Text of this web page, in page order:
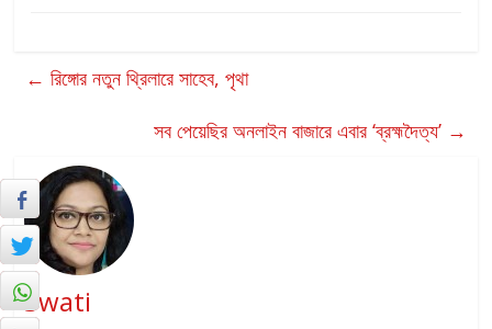
← রিঙ্গোর নতুন থ্রিলারে সাহেব, পৃথা
সব পেয়েছির অনলাইন বাজারে এবার ‘ব্রহ্মদৈত্য’ →
Swati